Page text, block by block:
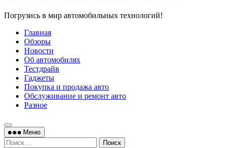
Погрузись в мир автомобильных технологий!
Главная
Обзоры
Новости
Об автомобилях
Тестдрайв
Гаджеты
Покупка и продажа авто
Обслуживание и ремонт авто
Разное
Меню
Найти: